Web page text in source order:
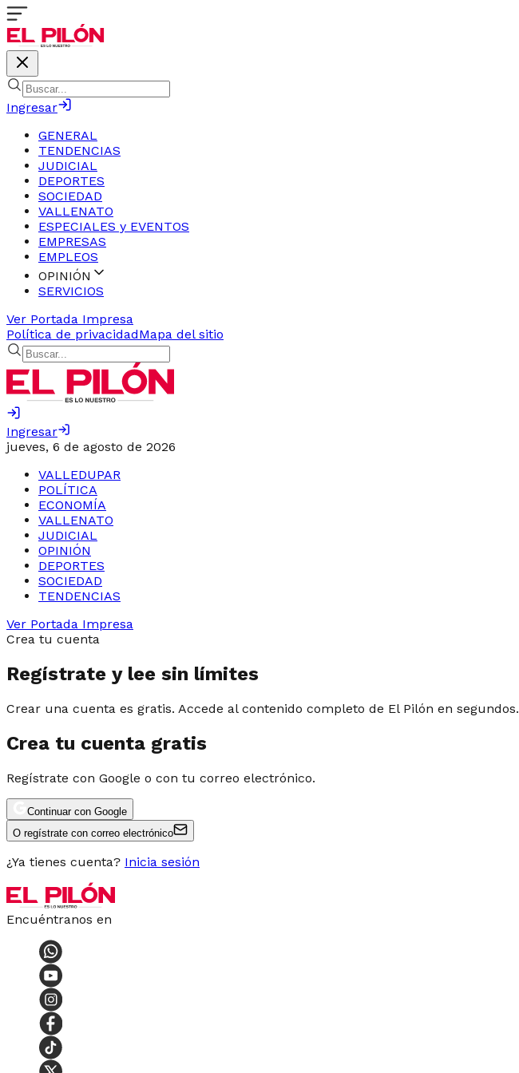
Ingresar
GENERAL
TENDENCIAS
JUDICIAL
DEPORTES
SOCIEDAD
VALLENATO
ESPECIALES y EVENTOS
EMPRESAS
EMPLEOS
OPINIÓN
SERVICIOS
Ver Portada Impresa
Política de privacidadMapa del sitio
Ingresar
jueves, 6 de agosto de 2026
VALLEDUPAR
POLÍTICA
ECONOMÍA
VALLENATO
JUDICIAL
OPINIÓN
DEPORTES
SOCIEDAD
TENDENCIAS
Ver Portada Impresa
Crea tu cuenta
Regístrate y lee sin límites
Crear una cuenta es gratis. Accede al contenido completo de El Pilón en segundos.
Crea tu cuenta gratis
Regístrate con Google o con tu correo electrónico.
Continuar con Google
O regístrate con correo electrónico
¿Ya tienes cuenta? Inicia sesión
Encuéntranos en